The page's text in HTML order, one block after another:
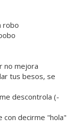
robo
no mejora
tus besos, se
descontrola (-
con decirme "hola"